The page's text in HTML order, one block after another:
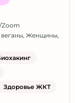
Zoom
, Женщины,
Здоровье ЖКТ